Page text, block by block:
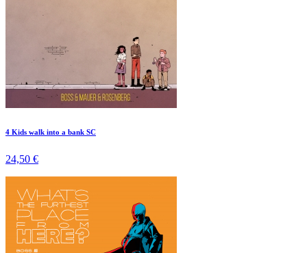
4 Kids walk into a bank SC
24,50 €